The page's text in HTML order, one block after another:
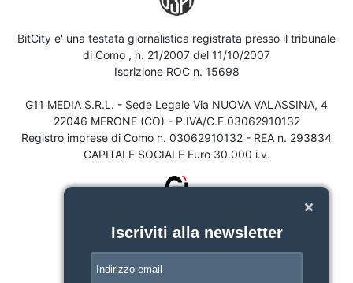
BitCity e' una testata giornalistica registrata presso il tribunale
di Como , n. 21/2007 del 11/10/2007
Iscrizione ROC n. 15698
G11 MEDIA S.R.L. - Sede Legale Via NUOVA VALASSINA, 4
22046 MERONE (CO) - P.IVA/C.F.03062910132
Registro imprese di Como n. 03062910132 - REA n. 293834
CAPITALE SOCIALE Euro 30.000 i.v.
Iscriviti alla newsletter